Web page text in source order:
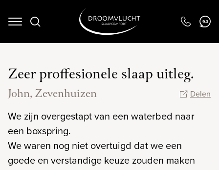
Navigation 9.3
Zeer proffesionele slaap uitleg.
John, Zevenhuizen Delen
We zijn overgestapt van een waterbed naar
een boxspring.
We waren nog niet overtuigd dat we een
goede en verstandige keuze zouden maken